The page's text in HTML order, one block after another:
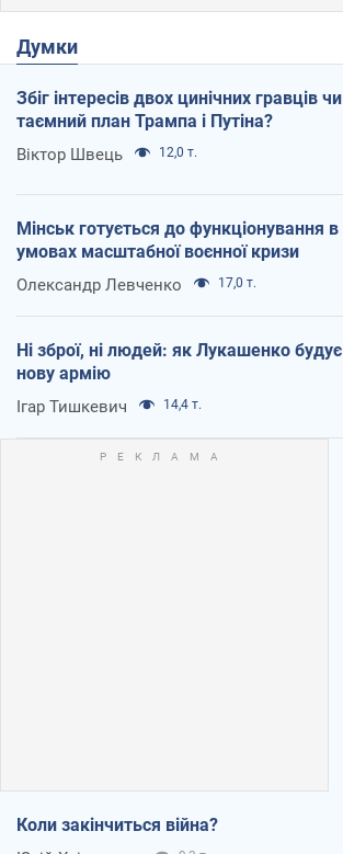
Думки
Збіг інтересів двох цинічних гравців чи
таємний план Трампа і Путіна?
Віктор Швець 12,0 т.
Мінськ готується до функціонування в
умовах масштабної воєнної кризи
Олександр Левченко 17,0 т.
Ні зброї, ні людей: як Лукашенко будує
нову армію
Ігар Тишкевич 14,4 т.
Коли закінчиться війна?